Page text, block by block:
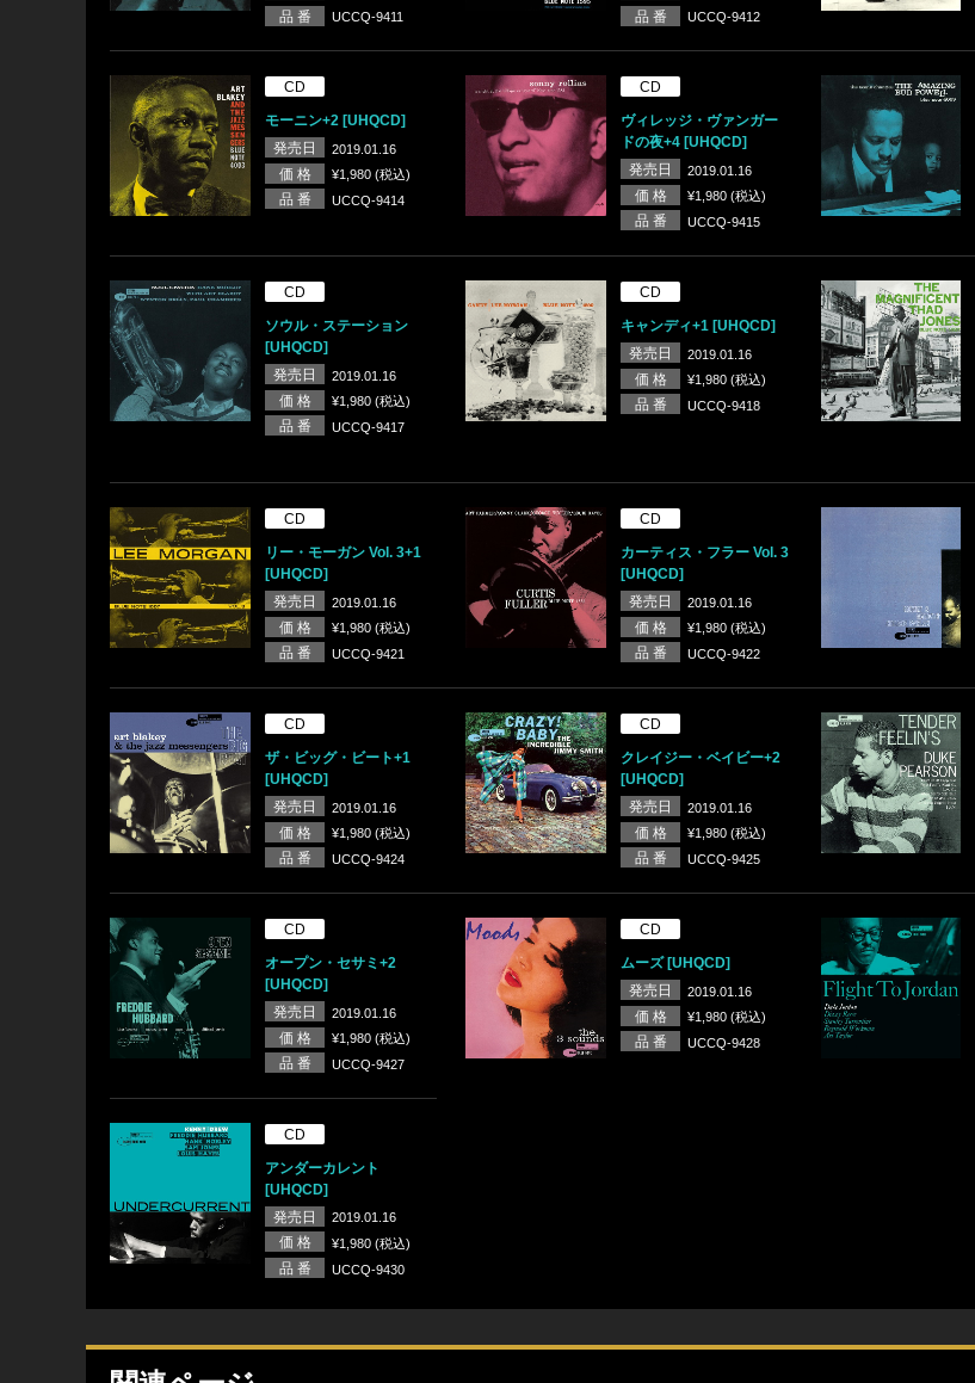
品 番 UCCQ-9411 品 番 UCCQ-9412
CD
モーニン+2 [UHQCD]
発売日
2019.01.16
価 格 ¥1,980 (税込)
品 番 UCCQ-9414
CD
ヴィレッジ・ヴァンガー
ドの夜+4 [UHQCD]
発売日
2019.01.16
価 格 ¥1,980 (税込)
品 番 UCCQ-9415
CD
ソウル・ステーション
[UHQCD]
発売日
2019.01.16
価 格 ¥1,980 (税込)
品 番 UCCQ-9417
CD
キャンディ+1 [UHQCD]
発売日
2019.01.16
価 格 ¥1,980 (税込)
品 番 UCCQ-9418
CD
リー・モーガン Vol. 3+1
[UHQCD]
発売日
2019.01.16
価 格 ¥1,980 (税込)
品 番 UCCQ-9421
CD
カーティス・フラー Vol. 3
[UHQCD]
発売日
2019.01.16
価 格 ¥1,980 (税込)
品 番 UCCQ-9422
CD
ザ・ビッグ・ビート+1
[UHQCD]
発売日
2019.01.16
価 格 ¥1,980 (税込)
品 番 UCCQ-9424
CD
クレイジー・ベイビー+2
[UHQCD]
発売日
2019.01.16
価 格 ¥1,980 (税込)
品 番 UCCQ-9425
CD
オープン・セサミ+2
[UHQCD]
発売日
2019.01.16
価 格 ¥1,980 (税込)
品 番 UCCQ-9427
CD
ムーズ [UHQCD]
発売日
2019.01.16
価 格 ¥1,980 (税込)
品 番 UCCQ-9428
CD
アンダーカレント
[UHQCD]
発売日
2019.01.16
価 格 ¥1,980 (税込)
品 番 UCCQ-9430